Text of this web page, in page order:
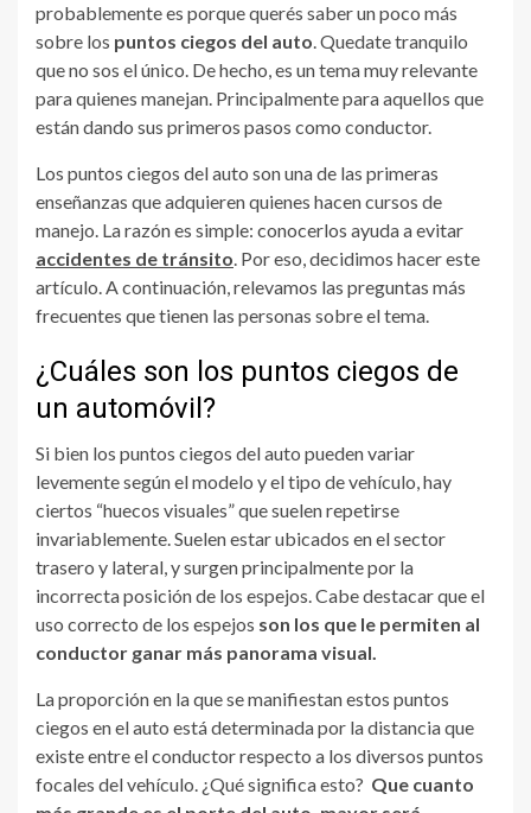
probablemente es porque querés saber un poco más
sobre los puntos ciegos del auto. Quedate tranquilo
que no sos el único. De hecho, es un tema muy relevante
para quienes manejan. Principalmente para aquellos que
están dando sus primeros pasos como conductor.
Los puntos ciegos del auto son una de las primeras
enseñanzas que adquieren quienes hacen cursos de
manejo. La razón es simple: conocerlos ayuda a evitar
accidentes de tránsito. Por eso, decidimos hacer este
artículo. A continuación, relevamos las preguntas más
frecuentes que tienen las personas sobre el tema.
¿Cuáles son los puntos ciegos de
un automóvil?
Si bien los puntos ciegos del auto pueden variar
levemente según el modelo y el tipo de vehículo, hay
ciertos “huecos visuales” que suelen repetirse
invariablemente. Suelen estar ubicados en el sector
trasero y lateral, y surgen principalmente por la
incorrecta posición de los espejos. Cabe destacar que el
uso correcto de los espejos son los que le permiten al
conductor ganar más panorama visual.
La proporción en la que se manifiestan estos puntos
ciegos en el auto está determinada por la distancia que
existe entre el conductor respecto a los diversos puntos
focales del vehículo. ¿Qué significa esto? Que cuanto